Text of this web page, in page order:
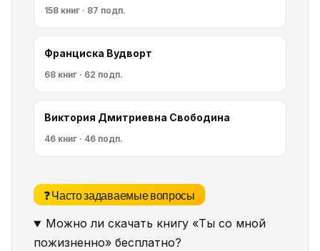
158 книг · 87 подп.
Франциска Вудворт
68 книг · 62 подп.
Виктория Дмитриевна Свободина
46 книг · 46 подп.
❓ Часто задаваемые вопросы
Можно ли скачать книгу «Ты со мной
пожизненно» бесплатно?